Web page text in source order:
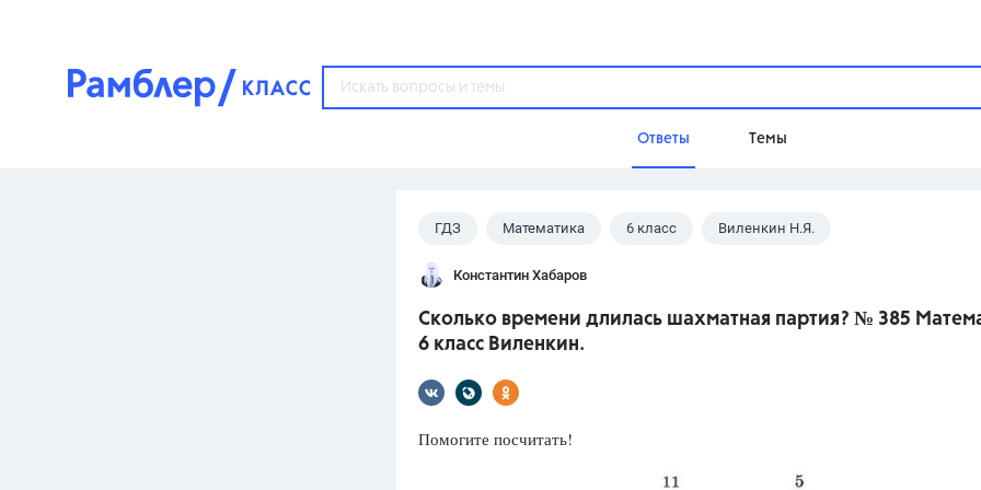
Ответы Темы
Популярные темы
ОГЭ
Домашнее задание
ГДЗ Математика 6 класс Виленкин Н.Я.
Константин Хабаров
Сколько времени длилась шахматная партия? № 385
6 класс Виленкин.
Помогите посчитать!